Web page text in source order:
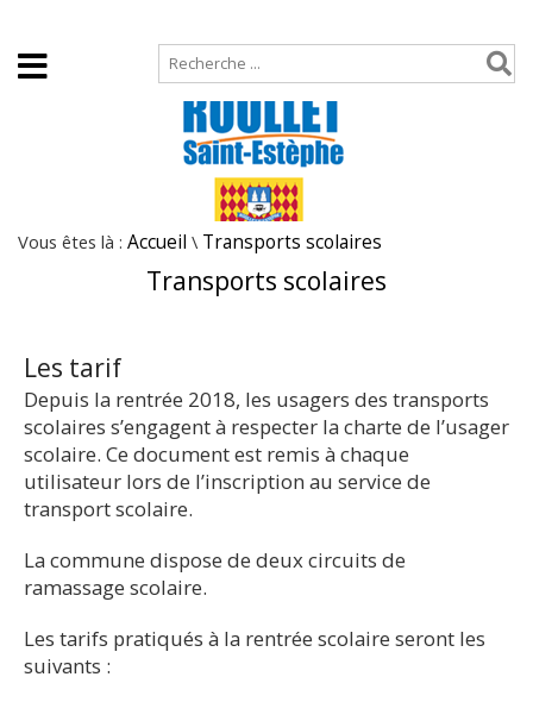
Vous êtes là : Accueil \ Transports scolaires
Transports scolaires
Les tarif
Depuis la rentrée 2018, les usagers des transports
scolaires s’engagent à respecter la charte de l’usager
scolaire. Ce document est remis à chaque
utilisateur lors de l’inscription au service de
transport scolaire.
La commune dispose de deux circuits de
ramassage scolaire.
Les tarifs pratiqués à la rentrée scolaire seront les
suivants :